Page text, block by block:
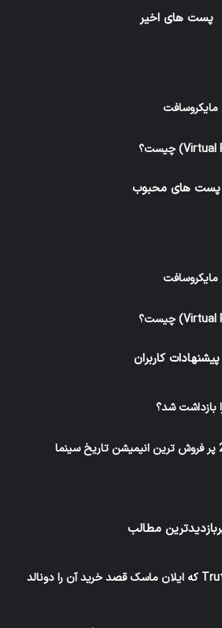
پست های اخیر
پست های محبوب
پیشنهادات کاربران
بازداشت شد؟
مطالب
شبکه اجتماعی Truth Social که ایلان ماسک قصد خرید آن را دونالد